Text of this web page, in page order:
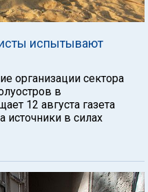
испытывают
организации сектора
в
12 августа газета
источники в силах